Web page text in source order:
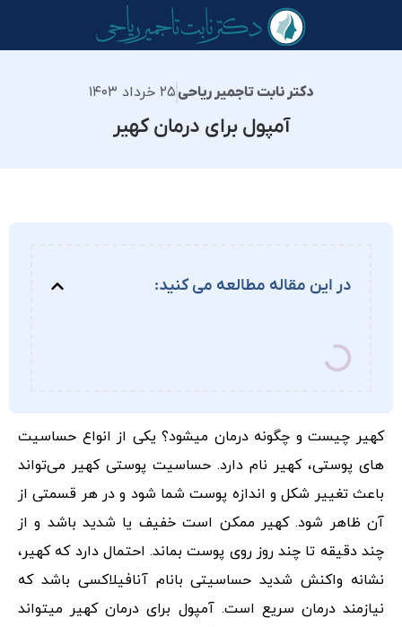
دکتر نابت تاجمیر ریاحی۲۵ خرداد ۱۴۰۳
آمپول برای درمان کهیر
در این مقاله مطالعه می کنید:
کهیر چیست و چگونه درمان میشود؟ یکی از انواع حساسیت
های پوستی، کهیر نام دارد. حساسیت پوستی کهیر می‌تواند
باعث تغییر شکل و اندازه پوست شما شود و در هر قسمتی از
آن ظاهر شود. کهیر ممکن است خفیف یا شدید باشد و از
چند دقیقه تا چند روز روی پوست بماند. احتمال دارد که کهیر،
نشانه واکنش شدید حساسیتی بانام آنافیلاکسی باشد که
نیازمند درمان سریع است. آمپول برای درمان کهیر میتواند